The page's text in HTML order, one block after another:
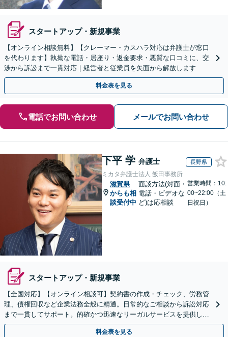
スタートアップ・新規事業
【オンライン相談無料】【クレーマー・カスハラ対応は弁護士が窓口
を代わります】執拗な電話・居座り・返金要求・悪質な口コミに、交
渉から訴訟まで一貫対応｜経営者と従業員を矢面から解放します
料金表を見る
電話でお問い合わせ メールでお問い合わせ
下平 学 弁護士 長野県
ミカタ弁護士法人 飯田事務所
滋賀県
からも相
談受付中
面談方法(対面・
電話・ビデオな
ど)は応相談
営業時間：10:
00~22:00（土
日祝日）
スタートアップ・新規事業
【全国対応】【オンライン相談可】契約書の作成・チェック、労務管
理、債権回収など企業法務全般に精通。日常的なご相談から訴訟対応
まで一貫してサポート。的確かつ迅速なリーガルサービスを提供しま
す。【初回相談無料】【休日・夜間相談可】
料金表を見る